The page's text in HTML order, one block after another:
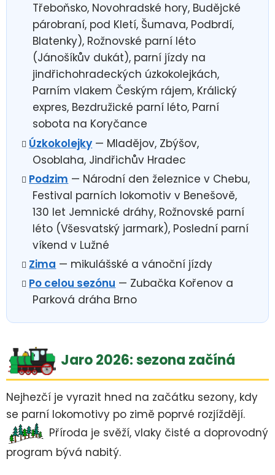
Třeboňsko, Novohradské hory, Budějcké
párobraní, pod Kletí, Šumava, Podbrdí,
Blatenky), Rožnovské parní léto
(Jánošíkův dukát), parní jízdy na
jindřichohradeckých úzkokolejkách,
Parním vlakem Českým rájem, Králický
expres, Bezdružické parní léto, Parní
sobota na Koryčance
Úzkokolejky — Mladějov, Zbýšov,
Osoblaha, Jindřichův Hradec
Podzim — Národní den železnice v Chebu,
Festival parních lokomotiv v Benešově,
130 let Jemnické dráhy, Rožnovské parní
léto (Všesvatský jarmark), Poslední parní
víkend v Lužné
Zima — mikulášské a vánoční jízdy
Po celou sezónu — Zubačka Kořenov a
Parková dráha Brno
Jaro 2026: sezona začíná
Nejhezčí je vyrazit hned na začátku sezony, kdy
se parní lokomotivy po zimě poprvé rozjíždějí.
Příroda je svěží, vlaky čisté a doprovodný
program bývá nabitý.